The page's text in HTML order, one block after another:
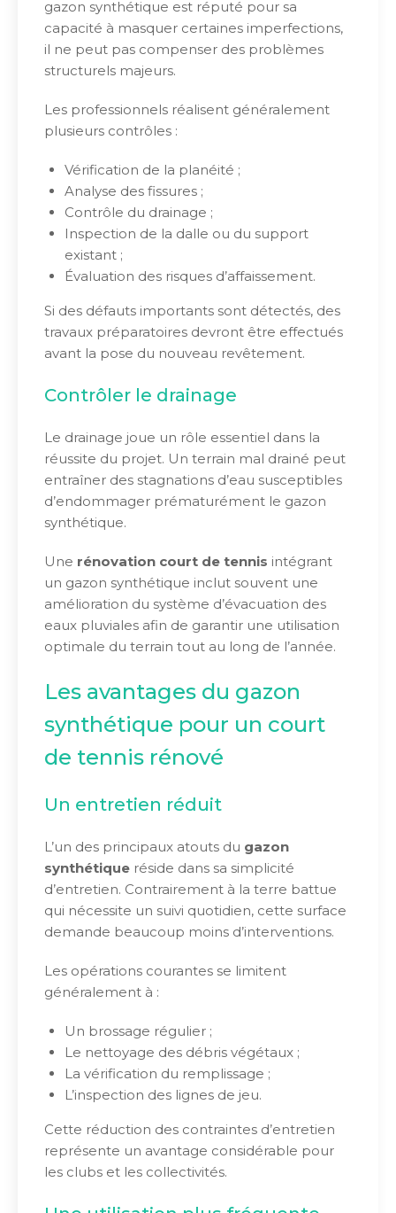
gazon synthétique est réputé pour sa
capacité à masquer certaines imperfections,
il ne peut pas compenser des problèmes
structurels majeurs.
Les professionnels réalisent généralement
plusieurs contrôles :
Vérification de la planéité ;
Analyse des fissures ;
Contrôle du drainage ;
Inspection de la dalle ou du support
existant ;
Évaluation des risques d’affaissement.
Si des défauts importants sont détectés, des
travaux préparatoires devront être effectués
avant la pose du nouveau revêtement.
Contrôler le drainage
Le drainage joue un rôle essentiel dans la
réussite du projet. Un terrain mal drainé peut
entraîner des stagnations d’eau susceptibles
d’endommager prématurément le gazon
synthétique.
Une rénovation court de tennis intégrant
un gazon synthétique inclut souvent une
amélioration du système d’évacuation des
eaux pluviales afin de garantir une utilisation
optimale du terrain tout au long de l’année.
Les avantages du gazon
synthétique pour un court
de tennis rénové
Un entretien réduit
L’un des principaux atouts du gazon
synthétique réside dans sa simplicité
d’entretien. Contrairement à la terre battue
qui nécessite un suivi quotidien, cette surface
demande beaucoup moins d’interventions.
Les opérations courantes se limitent
généralement à :
Un brossage régulier ;
Le nettoyage des débris végétaux ;
La vérification du remplissage ;
L’inspection des lignes de jeu.
Cette réduction des contraintes d’entretien
représente un avantage considérable pour
les clubs et les collectivités.